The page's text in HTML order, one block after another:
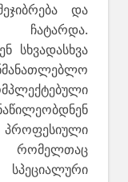
და
ჩატარდა.
სხვადასხვა